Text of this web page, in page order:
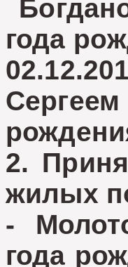
года
2.
жилых
-
года